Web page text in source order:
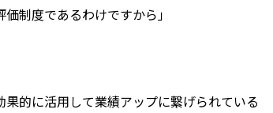
制度であるわけですから」
的に活用して業績アップに繋げられている